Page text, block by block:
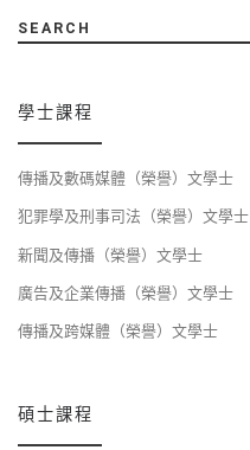
SEARCH
學士課程
傳播及數碼媒體（榮譽）文學士
犯罪學及刑事司法（榮譽）文學士
新聞及傳播（榮譽）文學士
廣告及企業傳播（榮譽）文學士
傳播及跨媒體（榮譽）文學士
碩士課程